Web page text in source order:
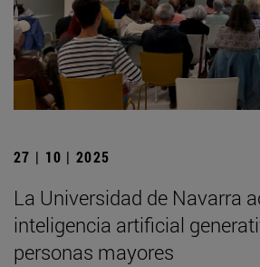
27 | 10 | 2025
La Universidad de Navarra
inteligencia artificial
personas mayores